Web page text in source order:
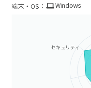
端末・OS：
Windows
セキュリティ